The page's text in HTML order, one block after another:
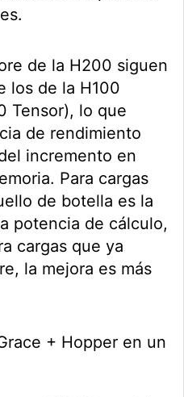
de la H200 siguen
los de la H100
Tensor), lo que
de rendimiento
incremento en
Para cargas
de botella es la
potencia de cálculo,
cargas que ya
la mejora es más
+ Hopper en un